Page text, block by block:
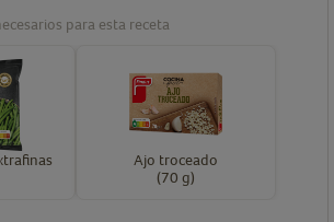
para esta receta
Ajo troceado
(70 g)